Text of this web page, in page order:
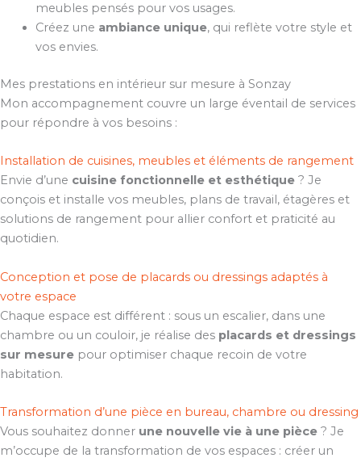
meubles pensés pour vos usages.
Créez une ambiance unique, qui reflète votre style et
vos envies.
Mes prestations en intérieur sur mesure à Sonzay
Mon accompagnement couvre un large éventail de services
pour répondre à vos besoins :
Installation de cuisines, meubles et éléments de rangement
Envie d’une cuisine fonctionnelle et esthétique ? Je
conçois et installe vos meubles, plans de travail, étagères et
solutions de rangement pour allier confort et praticité au
quotidien.
Conception et pose de placards ou dressings adaptés à
votre espace
Chaque espace est différent : sous un escalier, dans une
chambre ou un couloir, je réalise des placards et dressings
sur mesure pour optimiser chaque recoin de votre
habitation.
Transformation d’une pièce en bureau, chambre ou dressing
Vous souhaitez donner une nouvelle vie à une pièce ? Je
m’occupe de la transformation de vos espaces : créer un